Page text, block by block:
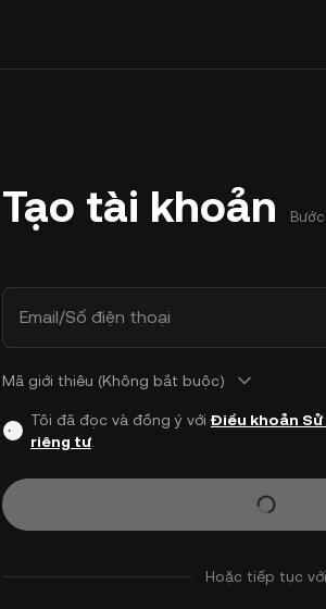
Tạo tài khoản
Email/Số điện thoại
Mã giới thiêu (Không bắt buộc)
Tôi đã đọc và đồng ý với Điều khoản Sử
riêng tư.
Hoặc tiếp tục với